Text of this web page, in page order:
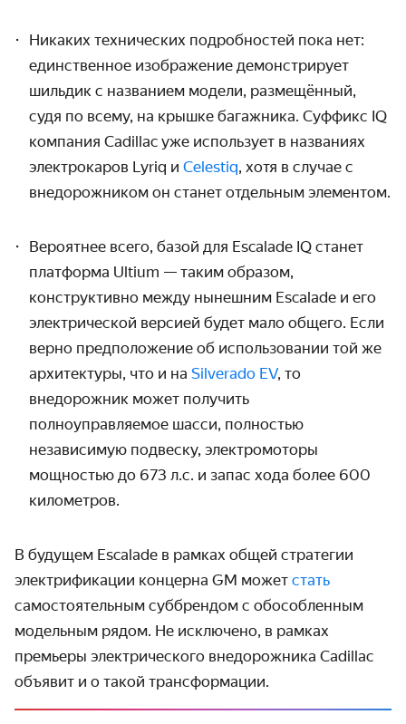
Никаких технических подробностей пока нет:
единственное изображение демонстрирует
шильдик с названием модели, размещённый,
судя по всему, на крышке багажника. Суффикс IQ
компания Cadillac уже использует в названиях
электрокаров Lyriq и Celestiq, хотя в случае с
внедорожником он станет отдельным элементом.
Вероятнее всего, базой для Escalade IQ станет
платформа Ultium — таким образом,
конструктивно между нынешним Escalade и его
электрической версией будет мало общего. Если
верно предположение об использовании той же
архитектуры, что и на Silverado EV, то
внедорожник может получить
полноуправляемое шасси, полностью
независимую подвеску, электромоторы
мощностью до 673 л.с. и запас хода более 600
километров.
В будущем Escalade в рамках общей стратегии
электрификации концерна GM может стать
самостоятельным суббрендом с обособленным
модельным рядом. Не исключено, в рамках
премьеры электрического внедорожника Cadillac
объявит и о такой трансформации.